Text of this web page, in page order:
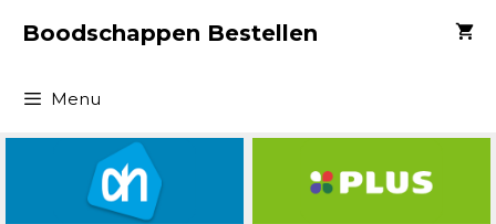
naarBoodschappen Bestellen
Menu